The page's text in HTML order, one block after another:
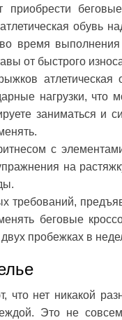
приобрести
обувь
во время
от быстрого
атлетическая
нагрузки, что
заниматься и
с
на
требований,
беговые
пробежках в
что нет никакой
Это не